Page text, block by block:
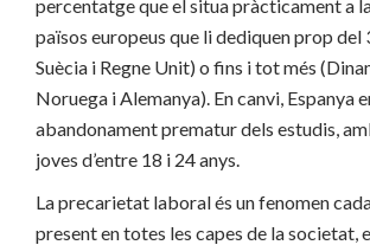
percentatge que el situa pràcticament a
països europeus que li dediquen prop del
Suècia i Regne Unit) o fins i tot més
Noruega i Alemanya). En canvi, Espanya
abandonament prematur dels estudis,
joves d’entre 18 i 24 anys.
La precarietat laboral és un fenomen
present en totes les capes de la societat,